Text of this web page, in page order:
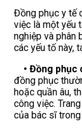
Đồng phục y tế
việc là một yếu
nghiệp và phân
các yếu tố này,
• Đồng phục
đồng phục
hoặc quần âu,
công việc.
của bác sĩ